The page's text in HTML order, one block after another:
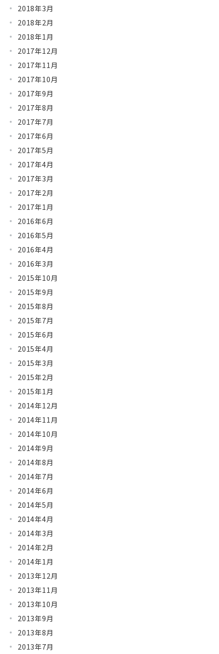
2018年3月
2018年2月
2018年1月
2017年12月
2017年11月
2017年10月
2017年9月
2017年8月
2017年7月
2017年6月
2017年5月
2017年4月
2017年3月
2017年2月
2017年1月
2016年6月
2016年5月
2016年4月
2016年3月
2015年10月
2015年9月
2015年8月
2015年7月
2015年6月
2015年4月
2015年3月
2015年2月
2015年1月
2014年12月
2014年11月
2014年10月
2014年9月
2014年8月
2014年7月
2014年6月
2014年5月
2014年4月
2014年3月
2014年2月
2014年1月
2013年12月
2013年11月
2013年10月
2013年9月
2013年8月
2013年7月